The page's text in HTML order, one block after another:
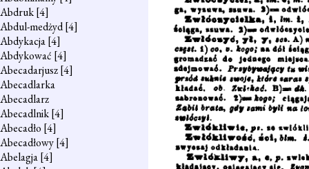
Abdruk[4]
Abdul-medżyd[4]
Abdykacja[4]
Abdykować [4]
Abecadarjusz[4]
Abecadlarka
Abecadlarz
Abecadlnik[4]
Abecadło [4]
Abecadłowy[4]
Abelagja[4]